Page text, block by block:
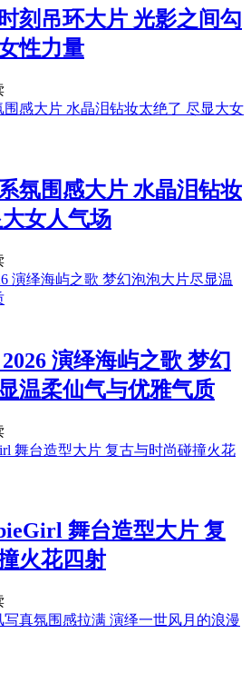
刻吊环大片 光影之间勾
性力量
氛围感大片 水晶泪钻妆
女人气场
演绎海屿之歌 梦幻
温柔仙气与优雅气质
舞台造型大片 复
火花四射